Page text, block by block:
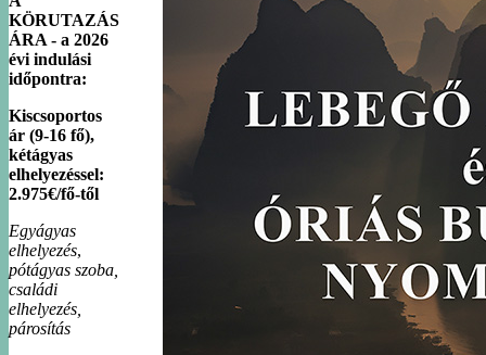
KÖRUTAZÁS
ÁRA - a 2026
évi indulási
időpontra:
Kiscsoportos
ár (9-16 fő),
kétágyas
elhelyezéssel:
2.975€/fő-től
Egyágyas
elhelyezés,
pótágyas szoba,
családi
elhelyezés,
párosítás